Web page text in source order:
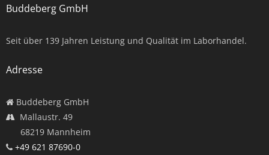
Weiterlesen...
Buddeberg GmbH
Seit über 139 Jahren Leistung und Qualität im Laborhandel.
Adresse
Buddeberg GmbH
Mallaustr. 49
68219 Mannheim
+49 621 87690-0